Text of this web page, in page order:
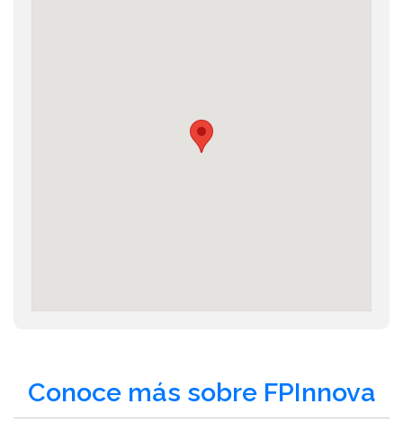
Conoce más sobre FPInnova